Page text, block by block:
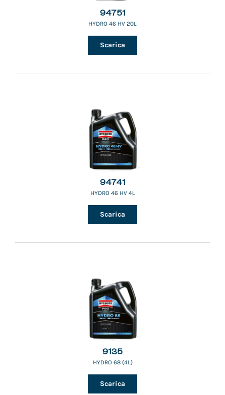
94751
HYDRO 46 HV 20L
Scarica
94741
HYDRO 46 HV 4L
Scarica
9135
HYDRO 68 (4L)
Scarica